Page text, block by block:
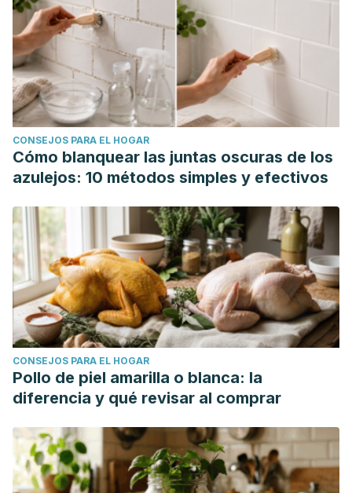
CONSEJOS PARA EL HOGAR
Cómo blanquear las juntas oscuras de los
azulejos: 10 métodos simples y efectivos
CONSEJOS PARA EL HOGAR
Pollo de piel amarilla o blanca: la
diferencia y qué revisar al comprar